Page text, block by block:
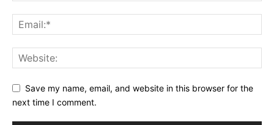
Save my name, email, and website in this browser for the
next time I comment.